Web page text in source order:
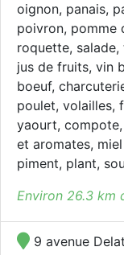
oignon, panais,
poivron, pomme
roquette,
jus de fruits, vin
boeuf,
poulet, volailles,
yaourt,
et aromates,
piment, plant,
Environ 26.3 km
9 avenue